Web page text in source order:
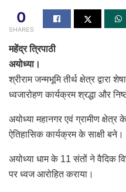
0
SHARES
महेंद्र त्रिपाठी
अयोध्या।
श्रीराम जन्मभूमि तीर्थ क्षेत्र द्वारा
ध्वजारोहण कार्यक्रम श्रद्धा और
अयोध्या महानगर एवं ग्रामीण
ऐतिहासिक कार्यक्रम के साक्षी बने।
अयोध्या धाम के 11 संतों ने वैदिक
पर ध्वज आरोहित कराया।